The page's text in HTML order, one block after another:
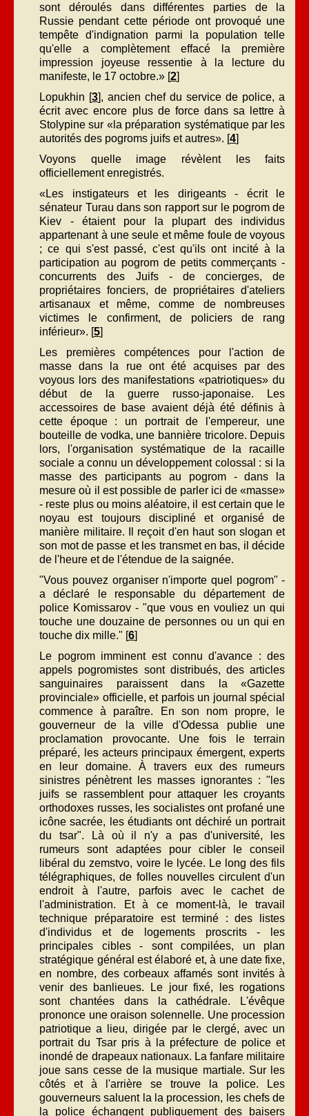
sont déroulés dans différentes parties de la
Russie pendant cette période ont provoqué une
tempête d'indignation parmi la population telle
qu'elle a complètement effacé la première
impression joyeuse ressentie à la lecture du
manifeste, le 17 octobre.» [2]
Lopukhin [3], ancien chef du service de police, a
écrit avec encore plus de force dans sa lettre à
Stolypine sur «la préparation systématique par les
autorités des pogroms juifs et autres». [4]
Voyons quelle image révèlent les faits
officiellement enregistrés.
«Les instigateurs et les dirigeants - écrit le
sénateur Turau dans son rapport sur le pogrom de
Kiev - étaient pour la plupart des individus
appartenant à une seule et même foule de voyous
; ce qui s'est passé, c'est qu'ils ont incité à la
participation au pogrom de petits commerçants -
concurrents des Juifs - de concierges, de
propriétaires fonciers, de propriétaires d'ateliers
artisanaux et même, comme de nombreuses
victimes le confirment, de policiers de rang
inférieur». [5]
Les premières compétences pour l'action de
masse dans la rue ont été acquises par des
voyous lors des manifestations «patriotiques» du
début de la guerre russo-japonaise. Les
accessoires de base avaient déjà été définis à
cette époque : un portrait de l'empereur, une
bouteille de vodka, une bannière tricolore. Depuis
lors, l'organisation systématique de la racaille
sociale a connu un développement colossal : si la
masse des participants au pogrom - dans la
mesure où il est possible de parler ici de «masse»
- reste plus ou moins aléatoire, il est certain que le
noyau est toujours discipliné et organisé de
manière militaire. Il reçoit d'en haut son slogan et
son mot de passe et les transmet en bas, il décide
de l'heure et de l'étendue de la saignée.
"Vous pouvez organiser n'importe quel pogrom" -
a déclaré le responsable du département de
police Komissarov - "que vous en vouliez un qui
touche une douzaine de personnes ou un qui en
touche dix mille." [6]
Le pogrom imminent est connu d'avance : des
appels pogromistes sont distribués, des articles
sanguinaires paraissent dans la «Gazette
provinciale» officielle, et parfois un journal spécial
commence à paraître. En son nom propre, le
gouverneur de la ville d'Odessa publie une
proclamation provocante. Une fois le terrain
préparé, les acteurs principaux émergent, experts
en leur domaine. À travers eux des rumeurs
sinistres pénètrent les masses ignorantes : "les
juifs se rassemblent pour attaquer les croyants
orthodoxes russes, les socialistes ont profané une
icône sacrée, les étudiants ont déchiré un portrait
du tsar". Là où il n'y a pas d'université, les
rumeurs sont adaptées pour cibler le conseil
libéral du zemstvo, voire le lycée. Le long des fils
télégraphiques, de folles nouvelles circulent d'un
endroit à l'autre, parfois avec le cachet de
l'administration. Et à ce moment-là, le travail
technique préparatoire est terminé : des listes
d'individus et de logements proscrits - les
principales cibles - sont compilées, un plan
stratégique général est élaboré et, à une date fixe,
en nombre, des corbeaux affamés sont invités à
venir des banlieues. Le jour fixé, les rogations
sont chantées dans la cathédrale. L'évêque
prononce une oraison solennelle. Une procession
patriotique a lieu, dirigée par le clergé, avec un
portrait du Tsar pris à la préfecture de police et
inondé de drapeaux nationaux. La fanfare militaire
joue sans cesse de la musique martiale. Sur les
côtés et à l'arrière se trouve la police. Les
gouverneurs saluent la la procession, les chefs de
la police échangent publiquement des baisers